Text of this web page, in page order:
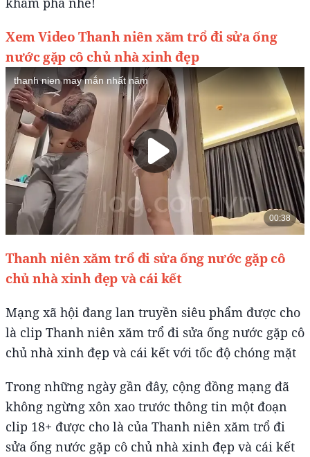
Xem Video Thanh niên xăm trổ đi sửa ống
nước gặp cô chủ nhà xinh đẹp
Thanh niên xăm trổ đi sửa ống nước gặp cô
chủ nhà xinh đẹp và cái kết
Mạng xã hội đang lan truyền siêu phẩm được cho
là clip Thanh niên xăm trổ đi sửa ống nước gặp cô
chủ nhà xinh đẹp và cái kết với tốc độ chóng mặt
Trong những ngày gần đây, cộng đồng mạng đã
không ngừng xôn xao trước thông tin một đoạn
clip 18+ được cho là của Thanh niên xăm trổ đi
sửa ống nước gặp cô chủ nhà xinh đẹp và cái kết